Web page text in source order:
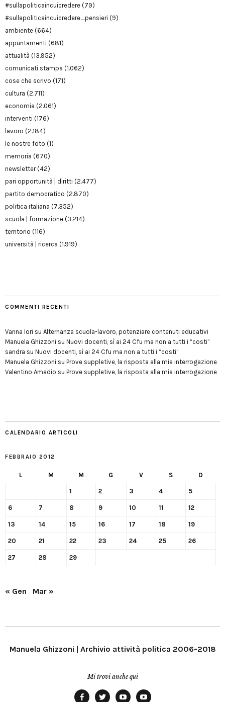
#sullapoliticaincuicredere (79)
#sullapoliticaincuicredere_pensieri (9)
ambiente (664)
appuntamenti (681)
attualità (13.952)
comunicati stampa (1.062)
cose che scrivo (171)
cultura (2.711)
economia (2.061)
interventi (176)
lavoro (2.184)
le nostre foto (1)
memoria (670)
newsletter(42)
pari opportunità | diritti (2.477)
partito democratico (2.870)
politica italiana (7.352)
scuola | formazione (3.214)
territorio (116)
università | ricerca (1.919)
COMMENTI RECENTI
Vanna Iori su Alternanza scuola-lavoro, potenziare contenuti educativi
Manuela Ghizzoni su Nuovi docenti, sì ai 24 Cfu ma non a tutti i “costi”
sandra su Nuovi docenti, sì ai 24 Cfu ma non a tutti i “costi”
Manuela Ghizzoni su Prove suppletive, la risposta alla mia interrogazione
Valentino Amadio su Prove suppletive, la risposta alla mia interrogazione
CALENDARIO ARTICOLI
FEBBRAIO 2012
L M M G V S D
1 2 3 4 5
6 7 8 9 10 11 12
13 14 15 16 17 18 19
20 21 22 23 24 25 26
27 28 29
« Gen Mar »
Manuela Ghizzoni | Archivio attività politica 2006-2018
Mi trovi anche qui